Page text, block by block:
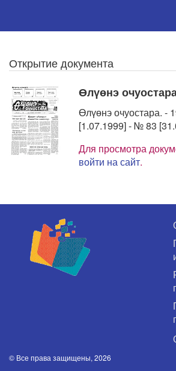
Открытие документа
Өлүөнэ
Өлүөнэ очуостара. -
[1.07.1999] - № 83
Для просмотра
войти на сайт.
© Все права защищены, 2026